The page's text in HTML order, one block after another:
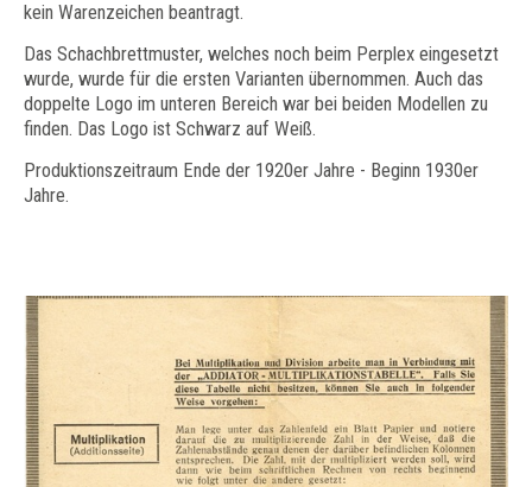
kein Warenzeichen beantragt.
Das Schachbrettmuster, welches noch beim Perplex eingesetzt
wurde, wurde für die ersten Varianten übernommen. Auch das
doppelte Logo im unteren Bereich war bei beiden Modellen zu
finden. Das Logo ist Schwarz auf Weiß.
Produktionszeitraum Ende der 1920er Jahre - Beginn 1930er
Jahre.